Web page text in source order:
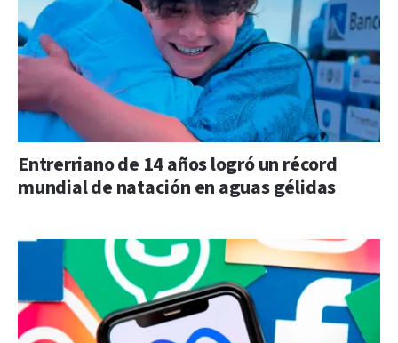
Entrerriano de 14 años logró un récord
mundial de natación en aguas gélidas